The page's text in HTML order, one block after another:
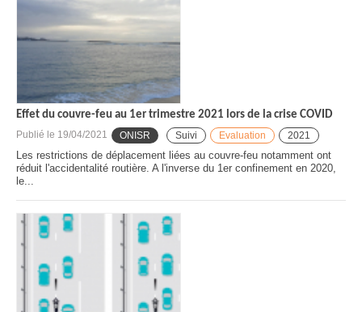
Effet du couvre-feu au 1er trimestre 2021 lors de la crise COVID
Publié le 19/04/2021 ONISR Suivi Evaluation 2021
Les restrictions de déplacement liées au couvre-feu notamment ont
réduit l'accidentalité routière. A l'inverse du 1er confinement en 2020,
le...